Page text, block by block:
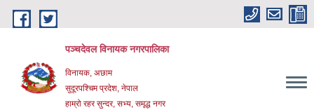
Skip to main content
पञ्चदेवल विनायक नगरपालिका
विनायक, अछाम
सुदूरपश्चिम प्रदेश, नेपाल
हाम्रो रहर सुन्दर, सभ्य, समृद्ध नगर